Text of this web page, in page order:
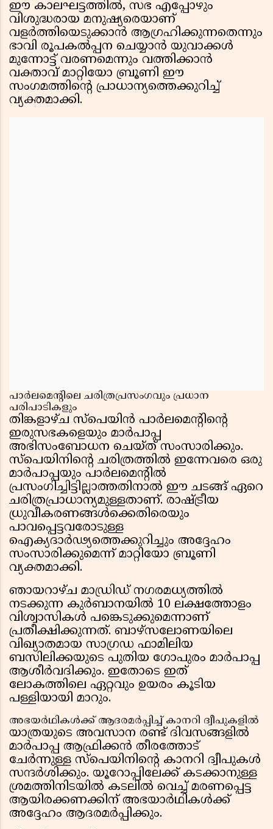
ഈ കാലഘട്ടത്തിൽ, സഭ എപ്പോഴും
വിശുദ്ധരായ മനുഷ്യരെയാണ്
വളർത്തിയെടുക്കാൻ ആഗ്രഹിക്കുന്നതെന്നും
ഭാവി രൂപകൽപ്പന ചെയ്യാൻ യുവാക്കൾ
മുന്നോട്ട് വരണമെന്നും വത്തിക്കാൻ
വക്താവ് മാറ്റിയോ ബ്രൂണി ഈ
സംഗമത്തിൻ്റെ പ്രാധാന്യത്തെക്കുറിച്ച്
വ്യക്തമാക്കി.
പാർലമെൻ്റിലെ ചരിത്രപ്രസംഗവും പ്രധാന
പരിപാടികളും
തിങ്കളാഴ്ച സ്പെയിൻ പാർലമെൻ്റിൻ്റെ
ഇരുസഭകളെയും മാർപാപ്പ
അഭിസംബോധന ചെയ്ത് സംസാരിക്കും.
സ്പെയിനിൻ്റെ ചരിത്രത്തിൽ ഇന്നേവരെ ഒരു
മാർപാപ്പയും പാർലമെൻ്റിൽ
പ്രസംഗിച്ചിട്ടില്ലാത്തതിനാൽ ഈ ചടങ്ങ് ഏറെ
ചരിത്രപ്രാധാന്യമുള്ളതാണ്. രാഷ്ട്രീയ
ധ്രുവീകരണങ്ങൾക്കെതിരെയും
പാവപ്പെട്ടവരോടുള്ള
ഐക്യദാർഢ്യത്തെക്കുറിച്ചും അദ്ദേഹം
സംസാരിക്കുമെന്ന് മാറ്റിയോ ബ്രൂണി
വ്യക്തമാക്കി.
ഞായറാഴ്ച മാഡ്രിഡ് നഗരമധ്യത്തിൽ
നടക്കുന്ന കുർബാനയിൽ 10 ലക്ഷത്തോളം
വിശ്വാസികൾ പങ്കെടുക്കുമെന്നാണ്
പ്രതീക്ഷിക്കുന്നത്. ബാഴ്സലോണയിലെ
വിഖ്യാതമായ സാഗ്രഡ ഫാമിലിയ
ബസിലിക്കയുടെ പുതിയ ഗോപുരം മാർപാപ്പ
ആശീർവദിക്കും. ഇതോടെ ഇത്
ലോകത്തിലെ ഏറ്റവും ഉയരം കൂടിയ
പള്ളിയായി മാറും.
അഭയർഥികൾക്ക് ആദരമർപ്പിച്ച് കാനറി ദ്വീപുകളിൽ
യാത്രയുടെ അവസാന രണ്ട് ദിവസങ്ങളിൽ
മാർപാപ്പ ആഫ്രിക്കൻ തീരത്തോട്
ചേർന്നുള്ള സ്പെയിനിൻ്റെ കാനറി ദ്വീപുകൾ
സന്ദർശിക്കും. യൂറോപ്പിലേക്ക് കടക്കാനുള്ള
ശ്രമത്തിനിടയിൽ കടലിൽ വെച്ച് മരണപ്പെട്ട
ആയിരക്കണക്കിന് അഭയാർഥികൾക്ക്
അദ്ദേഹം ആദരമർപ്പിക്കും.